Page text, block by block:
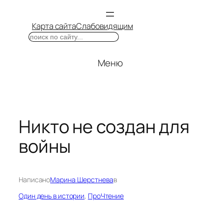
Карта сайтаСлабовидящим
Поиск
Меню
Никто не создан для
войны
НаписаноМарина Шерстневав
Один день в истории, ПроЧтение